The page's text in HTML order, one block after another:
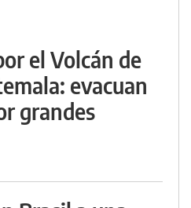
el Volcán de
evacuan
grandes